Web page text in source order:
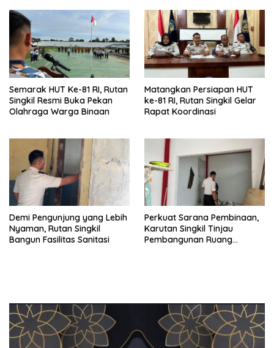
Semarak HUT Ke-81 RI, Rutan
Singkil Resmi Buka Pekan
Olahraga Warga Binaan
Matangkan Persiapan HUT
ke-81 RI, Rutan Singkil Gelar
Rapat Koordinasi
Demi Pengunjung yang Lebih
Nyaman, Rutan Singkil
Bangun Fasilitas Sanitasi
Perkuat Sarana Pembinaan,
Karutan Singkil Tinjau
Pembangunan Ruang